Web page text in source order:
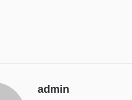
admin